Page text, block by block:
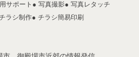
サポート ● 写真撮影● 写真レタッチ
ラシ制作● チラシ簡易印刷